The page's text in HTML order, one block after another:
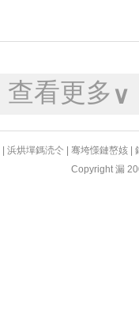
查看更多 ∨
|浜烘墠鎷涜仒 |骞垮憡鏈嶅姟 |
Copyright 漏